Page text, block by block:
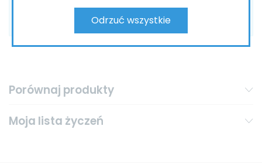
Odrzuć wszystkie
Nie możemy odnaleźć pasujących produktów do
Porównaj produkty
Moja lista życzeń